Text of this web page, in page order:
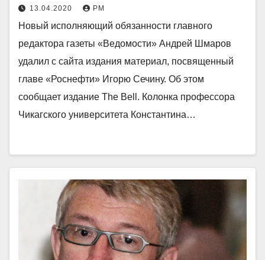
13.04.2020 РМ
Новый исполняющий обязанности главного
редактора газеты «Ведомости» Андрей Шмаров
удалил с сайта издания материал, посвященный
главе «Роснефти» Игорю Сечину. Об этом
сообщает издание The Bell. Колонка профессора
Чикагского университета Константина…